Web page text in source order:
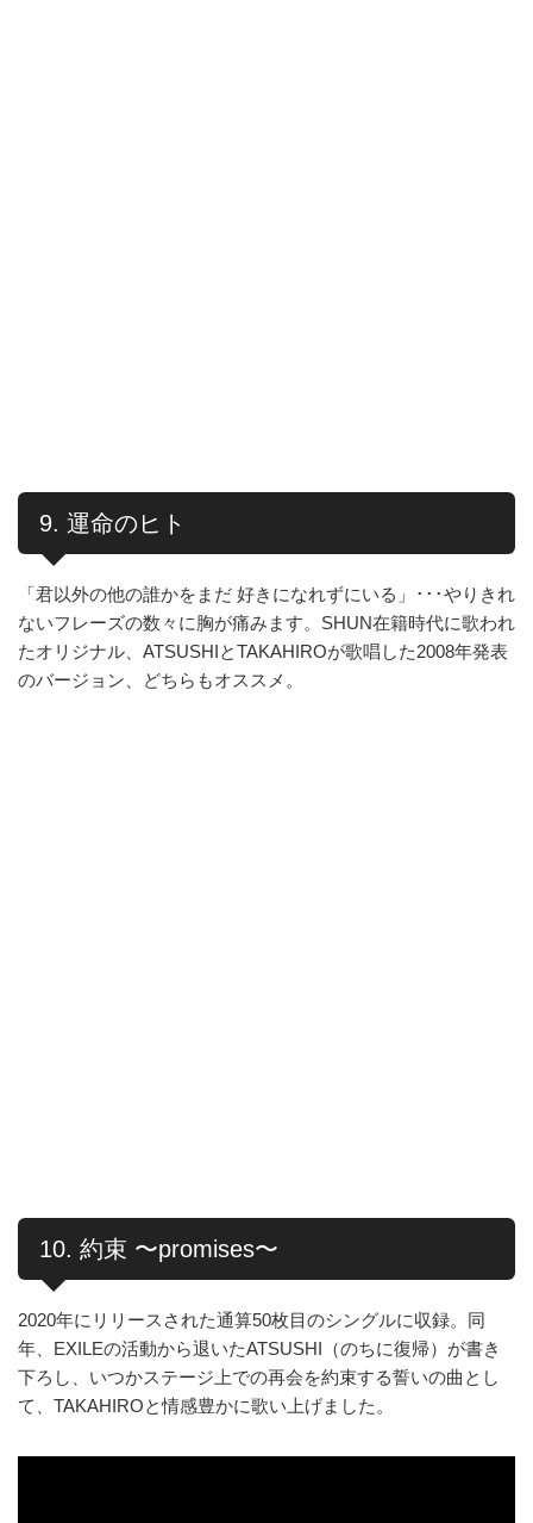
9. 運命のヒト
「君以外の他の誰かをまだ 好きになれずにいる」･･･やりきれ
ないフレーズの数々に胸が痛みます。SHUN在籍時代に歌われ
たオリジナル、ATSUSHIとTAKAHIROが歌唱した2008年発表
のバージョン、どちらもオススメ。
10. 約束 〜promises〜
2020年にリリースされた通算50枚目のシングルに収録。同
年、EXILEの活動から退いたATSUSHI（のちに復帰）が書き
下ろし、いつかステージ上での再会を約束する誓いの曲とし
て、TAKAHIROと情感豊かに歌い上げました。